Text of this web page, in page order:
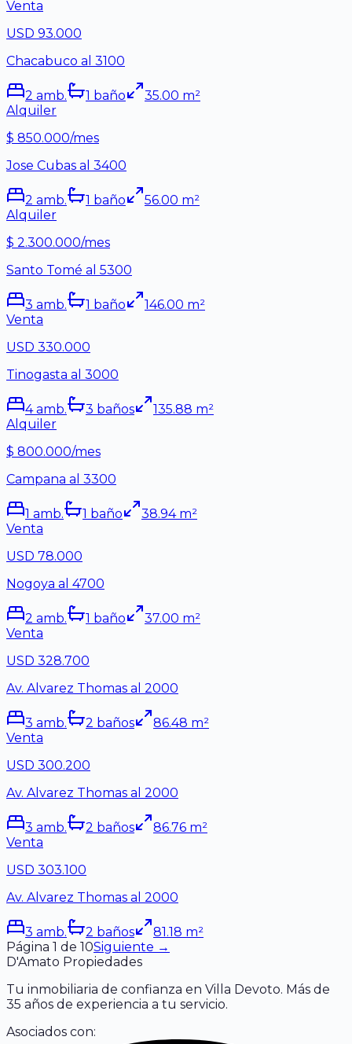
Venta
USD 93.000
Chacabuco al 3100
2 amb. 1 baño 35.00 m²
Alquiler
$ 850.000/mes
Jose Cubas al 3400
2 amb. 1 baño 56.00 m²
Alquiler
$ 2.300.000/mes
Santo Tomé al 5300
3 amb. 1 baño 146.00 m²
Venta
USD 330.000
Tinogasta al 3000
4amb. 3 baños 135.88 m²
Alquiler
$ 800.000/mes
Campana al 3300
1 amb. 1 baño 38.94m²
Venta
USD 78.000
Nogoya al 4700
2 amb. 1 baño 37.00 m²
Venta
USD 328.700
Av. Alvarez Thomas al 2000
3 amb. 2 baños 86.48 m²
Venta
USD 300.200
Av. Alvarez Thomas al 2000
3 amb. 2 baños 86.76 m²
Venta
USD 303.100
Av. Alvarez Thomas al 2000
3 amb. 2 baños 81.18 m²
Página 1 de 10Siguiente →
D'Amato Propiedades
Tu inmobiliaria de confianza en Villa Devoto. Más de
35 años de experiencia a tu servicio.
Asociados con: